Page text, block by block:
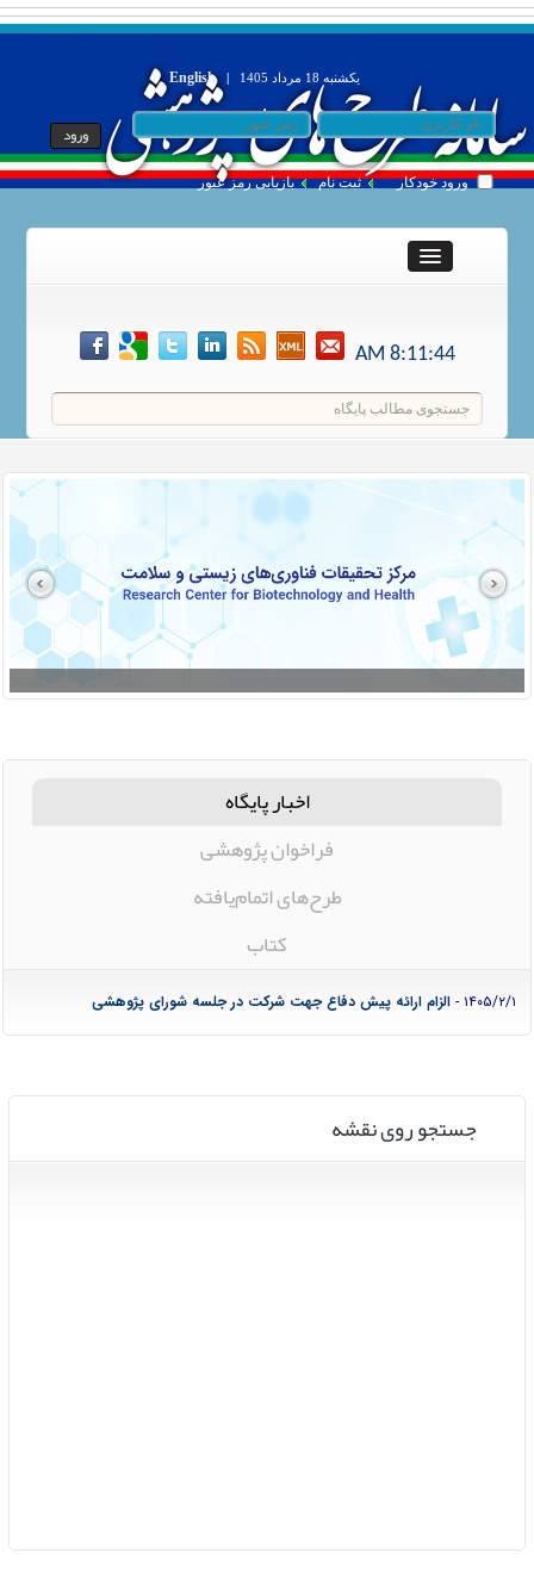
یکشنبه 18 مرداد 1405 |
English
ورود خودکار ثبت نام بازیابی رمز عبور
8:11:44 AM
اخبار پایگاه
فراخوان پژوهشی
طرح‌های اتمام‌یافته
کتاب
۱۴۰۵/۲/۱ - الزام ارائه پیش دفاع جهت شرکت در جلسه شورای پژوهشی
جستجو روی نقشه